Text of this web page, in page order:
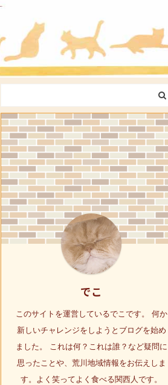
でこ
このサイトを運営しているでこです。 何か
新しいチャレンジをしようとブログを始め
ました。 これは何？これは誰？など疑問に
思ったことや、荒川地域情報をお伝えしま
す。よく笑ってよく食べる関西人です。